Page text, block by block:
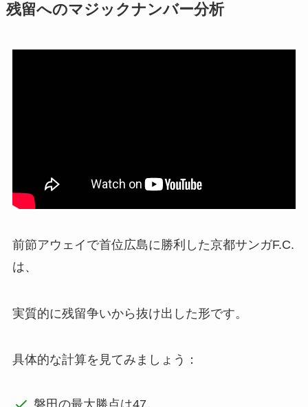
残留へのマジックナンバー分析
前節アウェイで首位広島に勝利した京都サンガF.C.
は、
実質的に残留争いから抜け出した形です。
具体的な計算を見てみましょう：